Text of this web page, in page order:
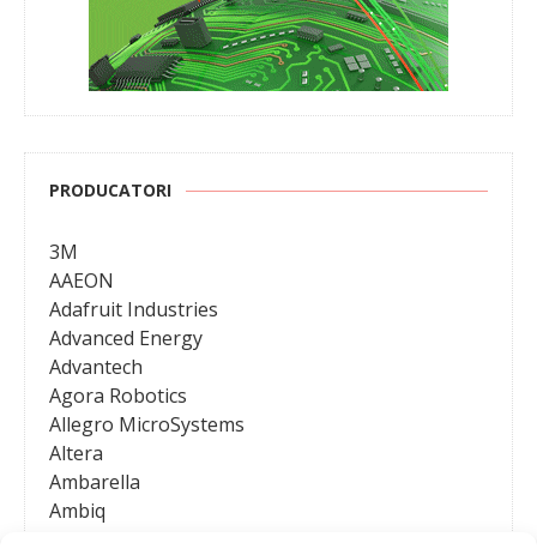
PRODUCATORI
3M
AAEON
Adafruit Industries
Advanced Energy
Advantech
Agora Robotics
Allegro MicroSystems
Altera
Ambarella
Ambiq